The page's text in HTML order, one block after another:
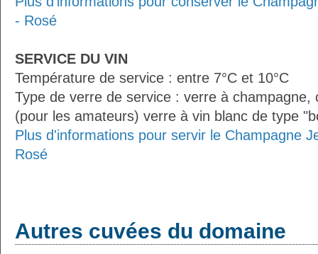
- Rosé
SERVICE DU VIN
Température de service : entre 7°C et 10°C
Type de verre de service : verre à champagne,
(pour les amateurs) verre à vin blanc de type
Plus d'informations pour servir le Champagne
Rosé
Autres cuvées du domaine